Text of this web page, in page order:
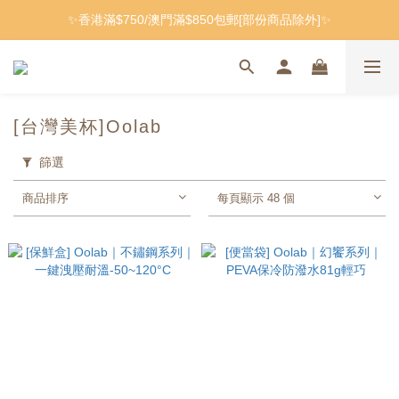
✨香港滿$750/澳門滿$850包郵[部份商品除外]✨
[台灣美杯]Oolab
篩選
商品排序 每頁顯示 48 個